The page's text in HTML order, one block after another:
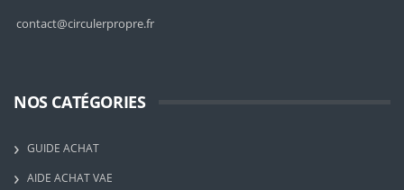
contact@circulerpropre.fr
NOS CATÉGORIES
GUIDE ACHAT
AIDE ACHAT VAE